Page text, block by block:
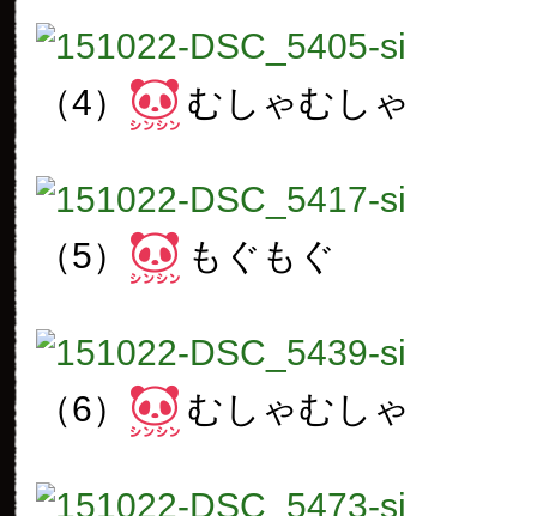
（4） むしゃむしゃ
（5） もぐもぐ
（6） むしゃむしゃ